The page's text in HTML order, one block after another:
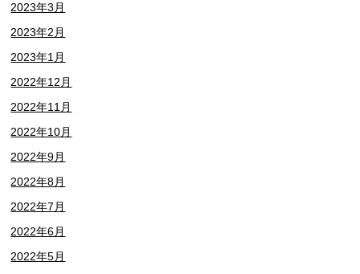
2023年3月
2023年2月
2023年1月
2022年12月
2022年11月
2022年10月
2022年9月
2022年8月
2022年7月
2022年6月
2022年5月